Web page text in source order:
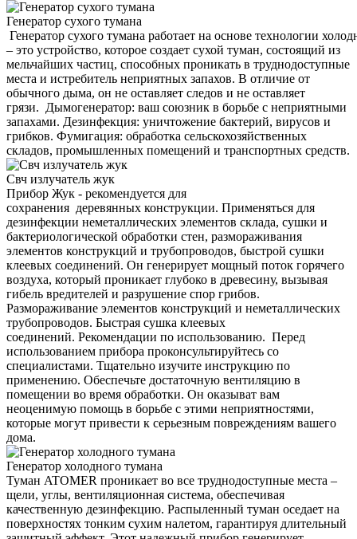
Генератор сухого тумана
Генератор сухого тумана работает на основе технологии
– это устройство, которое создает сухой туман, состоящий из
мельчайших частиц, способных проникать в труднодоступные
места и истребитель неприятных запахов. В отличие от
обычного дыма, он не оставляет следов и не оставляет
грязи. Дымогенератор: ваш союзник в борьбе с неприятными
запахами. Дезинфекция: уничтожение бактерий, вирусов и
грибков. Фумигация: обработка сельскохозяйственных
складов, промышленных помещений и транспортных средств.
Свч излучатель жук
Прибор Жук - рекомендуется для
сохранения деревянных конструкции. Применяться для
дезинфекции неметаллических элементов склада, сушки и
бактериологической обработки стен, размораживания
элементов конструкций и трубопроводов, быстрой сушки
клеевых соединений. Он генерирует мощный поток горячего
воздуха, который проникает глубоко в древесину, вызывая
гибель вредителей и разрушение спор грибов.
Размораживание элементов конструкций и неметаллических
трубопроводов. Быстрая сушка клеевых
соединений. Рекомендации по использованию. Перед
использованием прибора проконсультируйтесь со
специалистами. Тщательно изучите инструкцию по
применению. Обеспечьте достаточную вентиляцию в
помещении во время обработки. Он оказыват вам
неоценимую помощь в борьбе с этими неприятностями,
которые могут привести к серьезным повреждениям вашего
дома.
Генератор холодного тумана
Туман ATOMER проникает во все труднодоступные места –
щели, углы, вентиляционная система, обеспечивая
качественную дезинфекцию. Распыленный туман оседает на
поверхностях тонким сухим налетом, гарантируя длительный